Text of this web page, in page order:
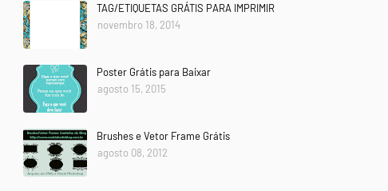
TAG/ETIQUETAS GRÁTIS PARA IMPRIMIR
novembro 18, 2014
Poster Grátis para Baixar
agosto 15, 2015
Brushes e Vetor Frame Grátis
agosto 08, 2012